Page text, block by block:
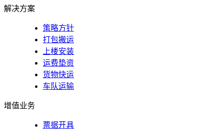
解决方案
策略方针
打包搬运
上楼安装
运费垫资
货物快运
车队运输
增值业务
票据开具